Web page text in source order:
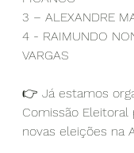
3 – ALEXANDRE
4 - RAIMUNDO
VARGAS
👉 Já estamos
Comissão Eleitoral
novas eleições na